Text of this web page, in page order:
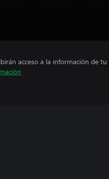
acceso a la información de